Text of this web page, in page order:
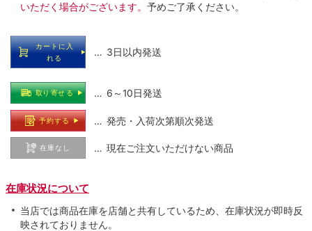
いただく場合がございます。 予めご了承ください。
カートに入
れる
… 3日以内発送
取り寄せる … 6～10日発送
予約する … 発売・入荷次第順次発送
在庫なし … 現在ご注文いただけない商品
在庫状況について
当店では商品在庫を店舗と共有しているため、在庫状況が即時反
映されておりません。